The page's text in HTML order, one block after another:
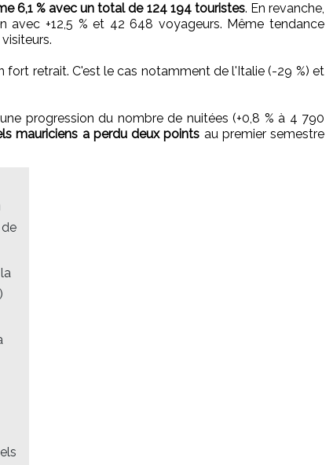
6,1 % avec un total de 124 194 touristes. En revanche,
avec +12,5 % et 42 648 voyageurs. Même tendance
fort retrait. C'est le cas notamment de l'Italie (-29 %) et
progression du nombre de nuitées (+0,8 % à 4 790
mauriciens a perdu deux points au premier semestre